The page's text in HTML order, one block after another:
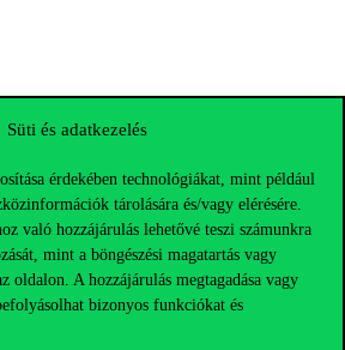
Süti és adatkezelés
érdekében technológiákat, mint például
tárolására és/vagy elérésére.
való hozzájárulás lehetővé teszi számunkra
mint a böngészési magatartás vagy
oldalon. A hozzájárulás megtagadása vagy
bizonyos funkciókat és